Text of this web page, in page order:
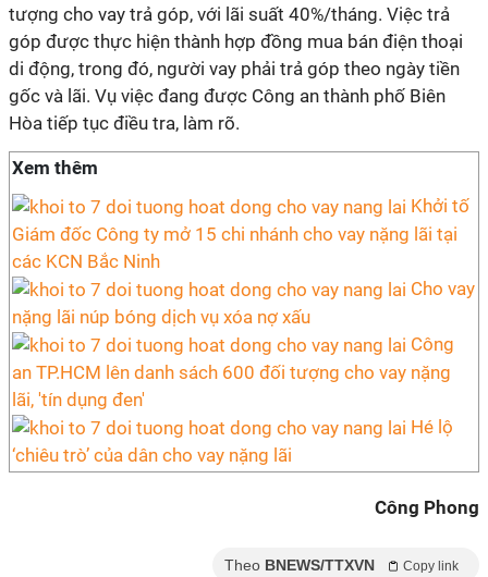
tượng cho vay trả góp, với lãi suất 40%/tháng. Việc trả
góp được thực hiện thành hợp đồng mua bán điện thoại
di động, trong đó, người vay phải trả góp theo ngày tiền
gốc và lãi. Vụ việc đang được Công an thành phố Biên
Hòa tiếp tục điều tra, làm rõ.
Xem thêm
Khởi tố
Giám đốc Công ty mở 15 chi nhánh cho vay nặng lãi tại
các KCN Bắc Ninh
Cho vay
nặng lãi núp bóng dịch vụ xóa nợ xấu
Công
an TP.HCM lên danh sách 600 đối tượng cho vay nặng
lãi, 'tín dụng đen'
Hé lộ
‘chiêu trò’ của dân cho vay nặng lãi
Công Phong
Theo BNEWS/TTXVN Copy link